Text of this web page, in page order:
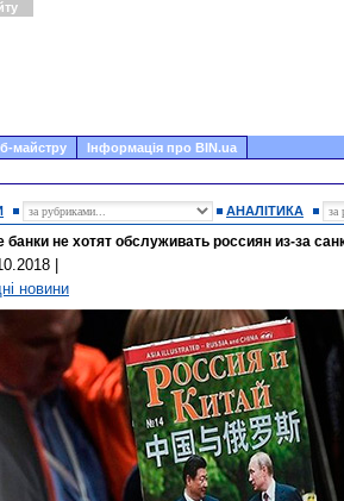
майстру Інформація про BIN.ua
АНАЛІТИКА
банки не хотят обслуживать россиян из-за
новини